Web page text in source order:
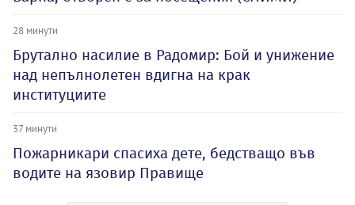
28 минути
Брутално насилие в Радомир: Бой и унижение
над непълнолетен вдигна на крак
институциите
37 минути
Пожарникари спасиха дете, бедстващо във
водите на язовир Правище